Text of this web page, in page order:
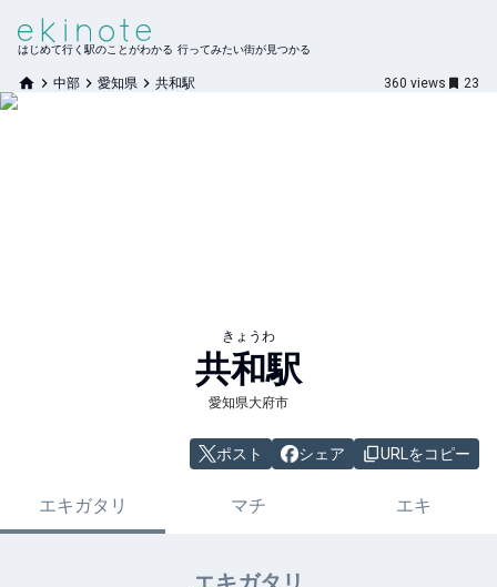
はじめて行く駅のことがわかる 行ってみたい街が見つかる
中部 愛知県 共和駅 360 views 23
きょうわ
共和駅
愛知県大府市
ポスト シェア URLをコピー
エキガタリ マチ エキ